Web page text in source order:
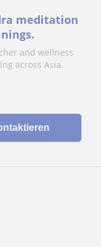
meditation
and wellness
across Asia,